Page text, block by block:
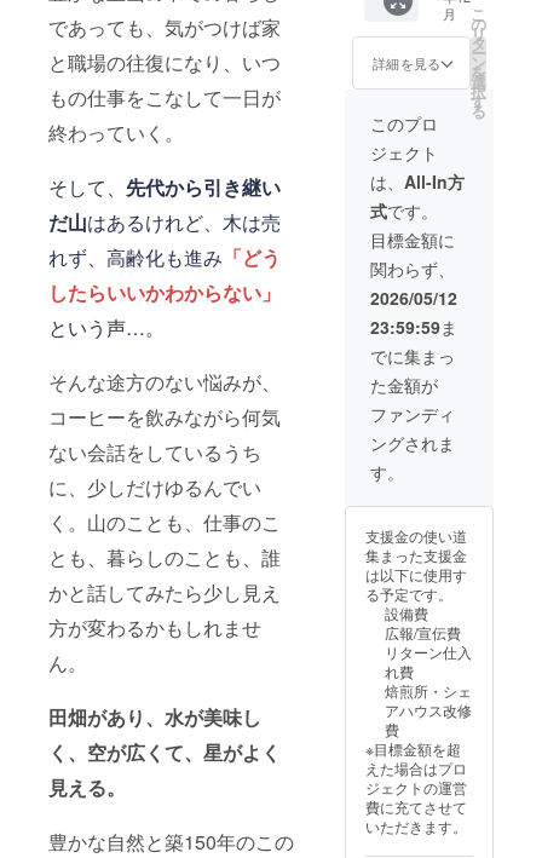
であっても、気がつけば家
と職場の往復になり、いつ
もの仕事をこなして一日が
終わっていく。
そして、 先代から引き継い
だ山はあるけれど、木は売
れず、高齢化も進み 「どう
したらいいかわからない」
という声…。
そんな途方のない悩みが、
コーヒーを飲みながら何気
ない会話をしているうち
に、少しだけゆるんでい
く。山のことも、仕事のこ
とも、暮らしのことも、誰
かと話してみたら少し見え
方が変わるかもしれませ
ん。
田畑があり、水が美味し
く、空が広くて、星がよく
見える。
豊かな自然と築150年のこの
しま
す。
の改修
費とし
て大切
に使わ
ただき
ます。
リター
ンに含
まれる
もの ・
お礼の
メッ
セージ
をお送
りしま
す。 備
考 ・体
験や物
品は含
まれま
せん。
・この
3,000円
ターン
と同じ
内容に
なりま
す。
ヒーを
淹れに
行きま
す！ ・
ンに含
まれる
もの イ
ベント
会場・
職場等
での
コー
ヒー提
供（最
大50杯
程度）
現地ま
での交
通費・
滞在費
有効期
限：26
12月末
月
詳細を見る
こ
の
リ
タ
ー
ン
を
選
択
す
る
このプロ
ジェクト
は、 All-In方
式です。
目標金額に
関わらず、
2026/05/12
23:59:59ま
でに集まっ
た金額が
ファンディ
ングされま
す。
支援金の使い道
集まった支援金
は以下に使用す
る予定です。
設備費
広報/宣伝費
リターン仕入
れ費
焙煎所・シェ
アハウス改修
費
※目標金額を超
えた場合はプロ
ジェクトの運営
費に充てさせて
いただきます。